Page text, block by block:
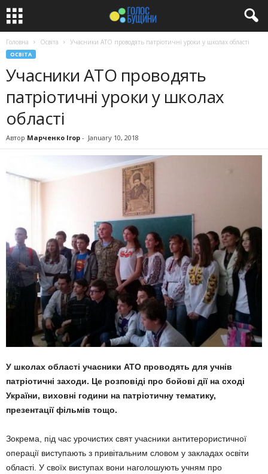
Головна Освіта Учасники АТО проводять патріотичні уроки у школах області
ОСВІТА
Учасники АТО проводять
патріотичні уроки у школах
області
Автор Марченко Ігор - January 10, 2018
У школах області учасники АТО проводять для учнів
патріотичні заходи. Це розповіді про бойові дії на сході
України, виховні години на патріотичну тематику,
презентації фільмів тощо.
Зокрема, під час урочистих свят учасники антитерористичної
операції виступають з привітальним словом у закладах освіти
області. У своїх виступах вони наголошують учням про